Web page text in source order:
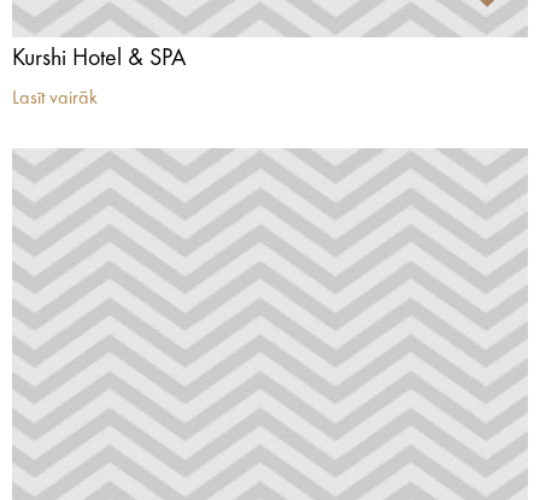
Kurshi Hotel & SPA
Lasīt vairāk